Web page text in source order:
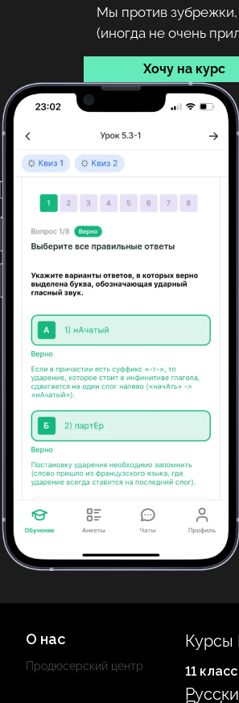
Мы против зубрежки,
(иногда не очень
Хочу на курс
О нас
Продюсерский центр
Курсы
11 класс